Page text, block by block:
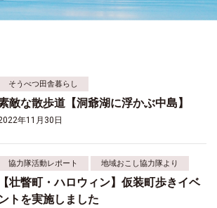
そうべつ田舎暮らし
敵な散歩道【洞爺湖に浮かぶ中島】
年11月30日
協力隊活動レポート 地域おこし協力隊より
【壮瞥町・ハロウィン】仮装町歩きイベ
ントを実施しました